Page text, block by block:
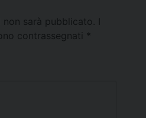
non sarà pubblicato.
contrassegnati *